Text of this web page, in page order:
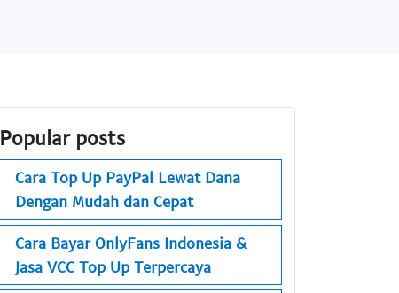
Popular posts
Cara Top Up PayPal Lewat Dana
Dengan Mudah dan Cepat
Cara Bayar OnlyFans Indonesia &
Jasa VCC Top Up Terpercaya